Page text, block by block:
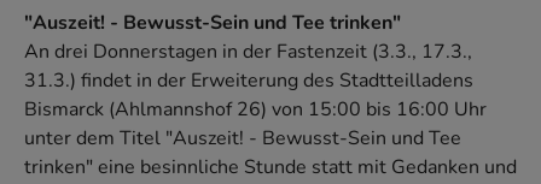
"Auszeit! - Bewusst-Sein und Tee trinken"
An drei Donnerstagen in der Fastenzeit (3.3., 17.3.,
31.3.) findet in der Erweiterung des Stadtteilladens
Bismarck (Ahlmannshof 26) von 15:00 bis 16:00 Uhr
unter dem Titel "Auszeit! - Bewusst-Sein und Tee
trinken" eine besinnliche Stunde statt mit Gedanken und